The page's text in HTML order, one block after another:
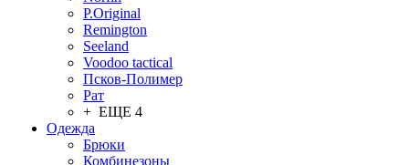
P.Original
Remington
Seeland
Voodoo tactical
Псков-Полимер
Рат
+ ЕЩЕ 4
Одежда
Брюки
Комбинезоны